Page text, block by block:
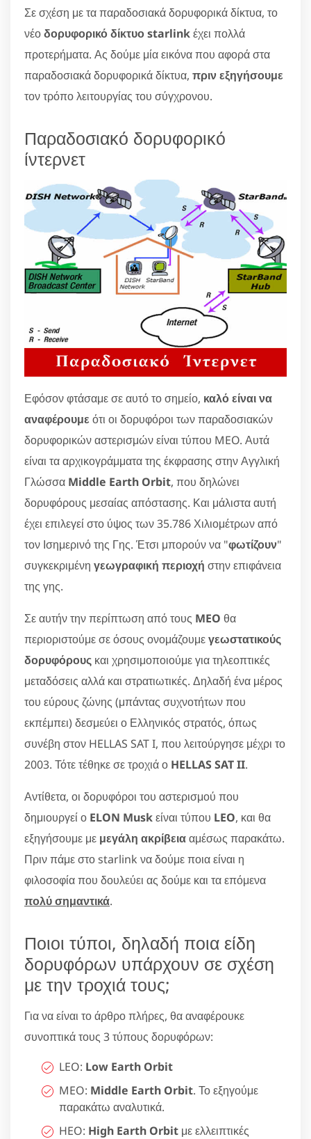
Σε σχέση με τα παραδοσιακά δορυφορικά δίκτυα, το
νέοδορυφορικό δίκτυο starlinkέχει πολλά
προτερήματα. Ας δούμε μία εικόνα που αφορά στα
παραδοσιακά δορυφορικά δίκτυα, πριν εξηγήσουμε
τον τρόπο λειτουργίας του σύγχρονου.
Παραδοσιακό δορυφορικό
ίντερνετ
Εφόσον φτάσαμε σε αυτό το σημείο, καλό είναι να
αναφέρουμε ότι οι δορυφόροι των παραδοσιακών
δορυφορικών αστερισμών είναι τύπου MEO. Αυτά
είναι τα αρχικογράμματα της έκφρασης στην Αγγλική
Γλώσσα Middle Earth Orbit, που δηλώνει
δορυφόρους μεσαίας απόστασης. Και μάλιστα αυτή
έχει επιλεγεί στο ύψος των 35.786 Χιλιομέτρων από
τον Ισημερινό της Γης. Έτσι μπορούν να "φωτίζουν"
συγκεκριμένη γεωγραφική περιοχή στην επιφάνεια
της γης.
Σε αυτήν την περίπτωση από τους MEO θα
περιοριστούμε σε όσους ονομάζουμεγεωστατικούς
δορυφόρους και χρησιμοποιούμε για τηλεοπτικές
μεταδόσεις αλλά και στρατιωτικές. Δηλαδή ένα μέρος
του εύρους ζώνης (μπάντας συχνοτήτων που
εκπέμπει) δεσμεύει ο Ελληνικός στρατός, όπως
συνέβη στον HELLAS SAT I, που λειτούργησε μέχρι το
2003. Τότε τέθηκε σε τροχιά ο HELLAS SAT II.
Αντίθετα, οι δορυφόροι του αστερισμού που
δημιουργεί ο ELON Muskείναι τύπου LEO, και θα
εξηγήσουμε με μεγάλη ακρίβειααμέσως παρακάτω.
Πριν πάμε στο starlink να δούμε ποια είναι η
φιλοσοφία που δουλεύει ας δούμε και τα επόμενα
πολύ σημαντικά.
Ποιοι τύποι, δηλαδή ποια είδη
δορυφόρων υπάρχουν σε σχέση
με την τροχιά τους;
Για να είναι το άρθρο πλήρες, θα αναφέρουκε
συνοπτικά τους 3 τύπους δορυφόρων:
LEO: Low Earth Orbit
MEO: Middle Earth Orbit. Το εξηγούμε
παρακάτω αναλυτικά.
HEO: High Earth Orbit με ελλειπτικές